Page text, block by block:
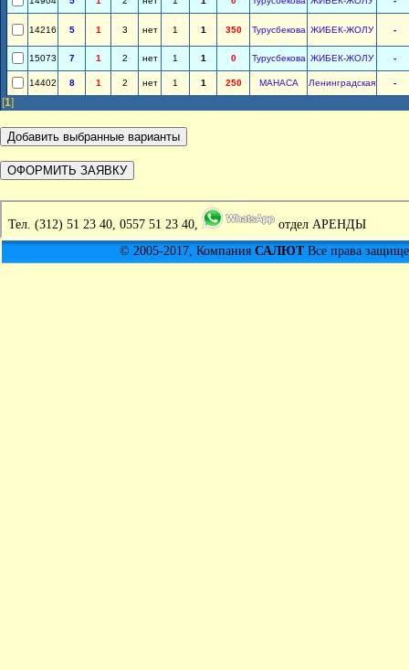
14216 5 1 3 нет 1 1 350 Турусбекова ЖИБЕК-ЖОЛУ -
15073 7 1 2 нет 1 1 0 Турусбекова ЖИБЕК-ЖОЛУ -
14402 8 1 2 нет 1 1 250 МАНАСА Ленинградская -
[1]
Тел. (312) 51 23 40, 0557 51 23 40,
отдел АРЕНДЫ
© 2005-2017, Компания САЛЮТВсе права